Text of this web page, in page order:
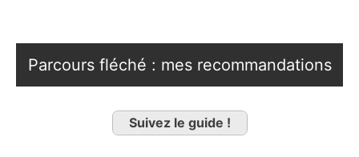
Parcours fléché : mes recommandations
Suivez le guide !